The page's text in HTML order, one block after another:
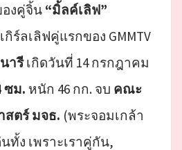
งคู่จิ้น “มิ้ลค์เลิฟ”
กิร์ลเลิฟคู่แรกของ GMMTV
ารีเกิดวันที่ 14 กรกฎาคม
ซม. หนัก 46 กก. จบ คณะ
สตร์ มจธ. (พระจอมเกล้า
ทั้ง เพราะเราคู่กัน,